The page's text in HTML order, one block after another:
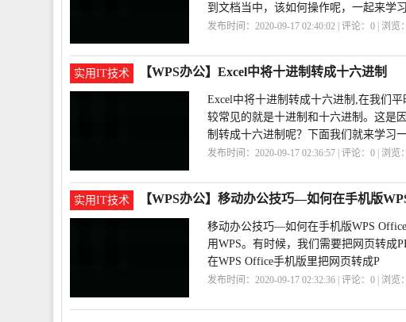
到文档当中，该如何操作呢，一起来学
发布时间：2020-09-17 02:40:02 | 评论：0 | 浏览
实用IT技术 【WPS办公】Excel中将十进制转成十六进制
Excel中将十进制转成十六进制,在我们
较常见的就是十进制和十六进制。这是
制转成十六进制呢？下面我们就来学习
发布时间：2020-09-17 02:36:57 | 评论：0 | 浏览
实用IT技术 【WPS办公】移动办公技巧—如何在手机版
移动办公技巧—如何在手机版WPS
用WPS。有时候，我们需要把网页转成
在WPS Office手机版里把网页转成P
发布时间：2020-09-17 02:32:36 | 评论：0 | 浏览